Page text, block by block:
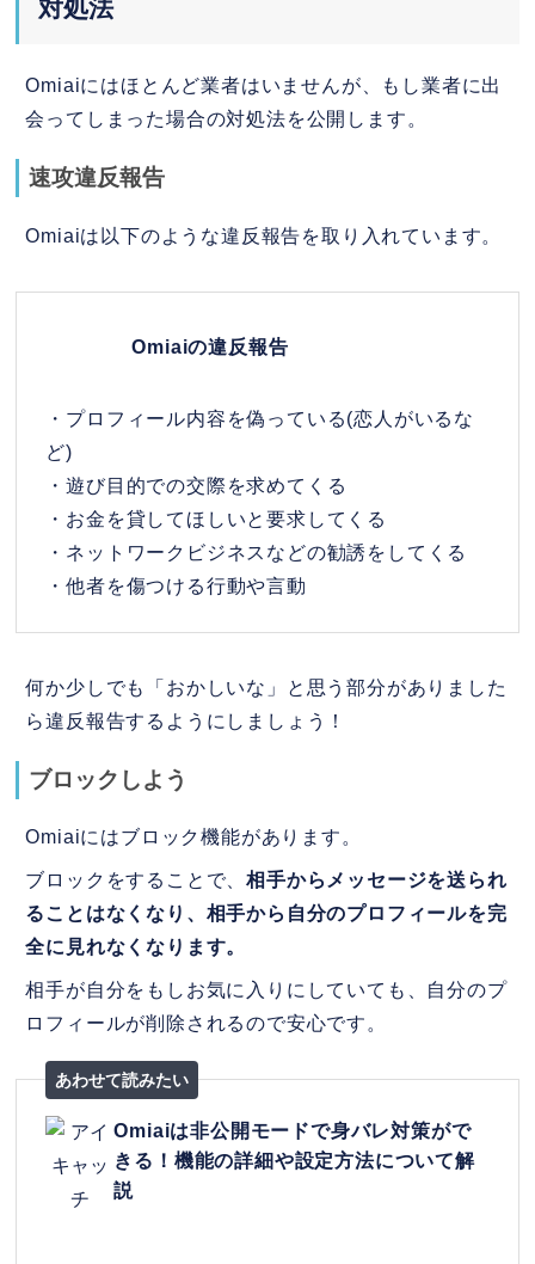
対処法
Omiaiにはほとんど業者はいませんが、もし業者に出
会ってしまった場合の対処法を公開します。
速攻違反報告
Omiaiは以下のような違反報告を取り入れています。
Omiaiの違反報告
・プロフィール内容を偽っている(恋人がいるな
ど)
・遊び目的での交際を求めてくる
・お金を貸してほしいと要求してくる
・ネットワークビジネスなどの勧誘をしてくる
・他者を傷つける行動や言動
何か少しでも「おかしいな」と思う部分がありました
ら違反報告するようにしましょう！
ブロックしよう
Omiaiにはブロック機能があります。
ブロックをすることで、相手からメッセージを送られ
ることはなくなり、相手から自分のプロフィールを完
全に見れなくなります。
相手が自分をもしお気に入りにしていても、自分のプ
ロフィールが削除されるので安心です。
Omiaiは非公開モードで身バレ対策がで
きる！機能の詳細や設定方法について解
説